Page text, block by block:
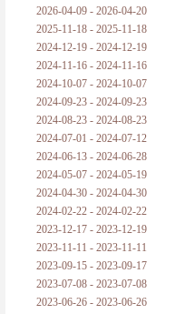
2026-04-09 - 2026-04-20
2025-11-18 - 2025-11-18
2024-12-19 - 2024-12-19
2024-11-16 - 2024-11-16
2024-10-07 - 2024-10-07
2024-09-23 - 2024-09-23
2024-08-23 - 2024-08-23
2024-07-01 - 2024-07-12
2024-06-13 - 2024-06-28
2024-05-07 - 2024-05-19
2024-04-30 - 2024-04-30
2024-02-22 - 2024-02-22
2023-12-17 - 2023-12-19
2023-11-11 - 2023-11-11
2023-09-15 - 2023-09-17
2023-07-08 - 2023-07-08
2023-06-26 - 2023-06-26